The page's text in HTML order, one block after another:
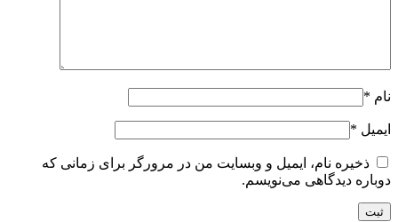
نام *
ایمیل *
ذخیره نام، ایمیل و وبسایت من در مرورگر برای زمانی که
دوباره دیدگاهی می‌نویسم.